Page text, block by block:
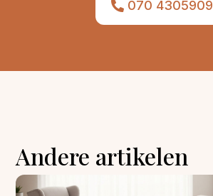
070 4305909
Andere artikelen